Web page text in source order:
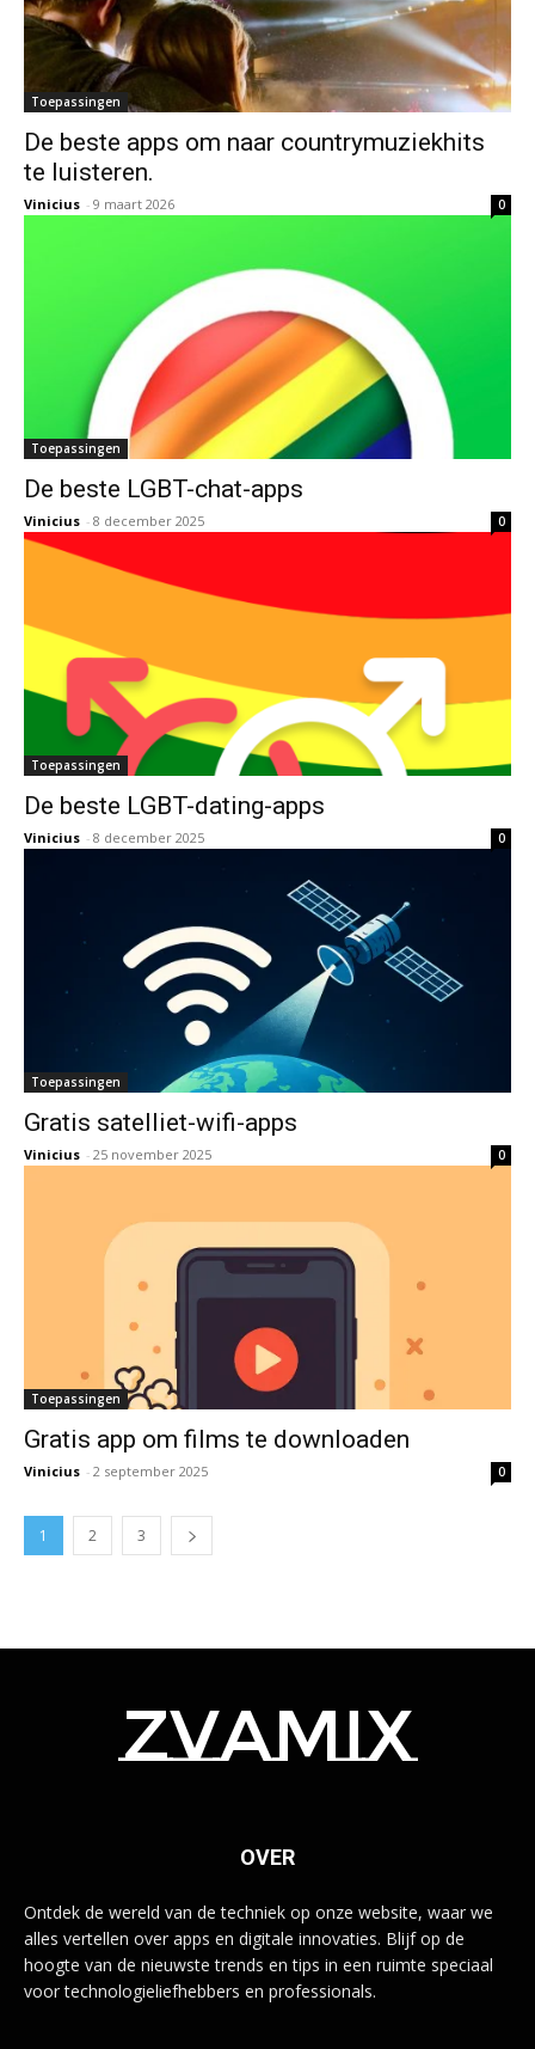
Toepassingen
De beste apps om naar countrymuziekhits
te luisteren.
Vinicius - 9 maart 2026 0
Toepassingen
De beste LGBT-chat-apps
Vinicius - 8 december 2025 0
Toepassingen
De beste LGBT-dating-apps
Vinicius - 8 december 2025 0
Toepassingen
Gratis satelliet-wifi-apps
Vinicius - 25 november 2025 0
Toepassingen
Gratis app om films te downloaden
Vinicius - 2 september 2025 0
1 2 3
zvamix
OVER
Ontdek de wereld van de techniek op onze website, waar we
alles vertellen over apps en digitale innovaties. Blijf op de
hoogte van de nieuwste trends en tips in een ruimte speciaal
voor technologieliefhebbers en professionals.